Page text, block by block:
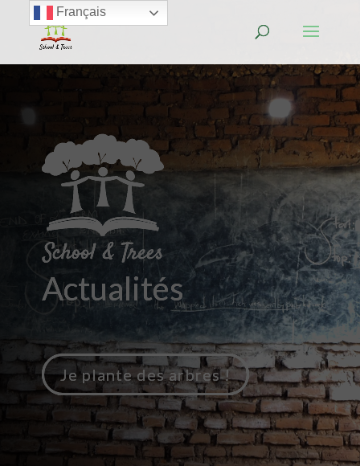
Actualités
Je plante des arbres !
Français